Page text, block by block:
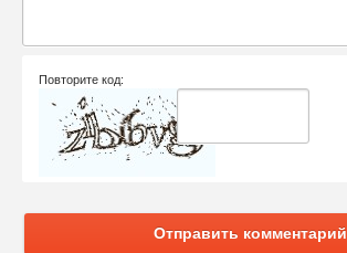
Повторите код:
Отправить комментарий